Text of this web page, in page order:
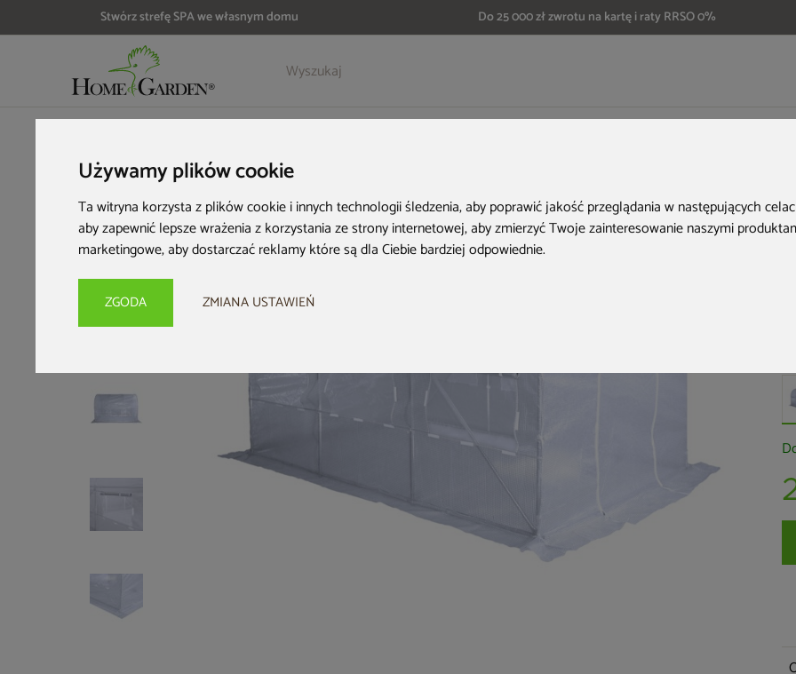
Używamy plików cookie
Ta witryna korzysta z plików cookie i innych technologii śledzenia, aby poprawić jakość przeglądania w następujących
aby zapewnić lepsze wrażenia z korzystania ze strony internetowej,aby zmierzyć Twoje zainteresowanie naszymi
marketingowe,aby dostarczać reklamy które są dla Ciebie bardziej odpowiednie.
ZGODA ZMIANA USTAWIEŃ
Stwórz strefę SPA we własnym domu Do 25 000 zł zwrotu na kartę i raty RRSO 0%
Szczegóły Opinie Akcesoria